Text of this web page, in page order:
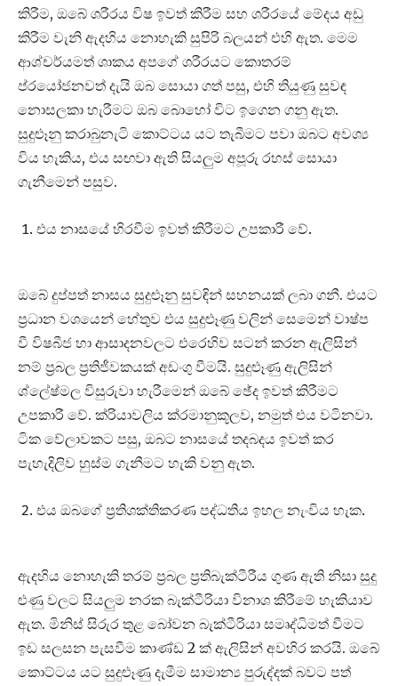
කිරීම, ඔබේ ශරීරය විෂ ඉවත් කිරීම සහ ශරීරයේ මේදය අඩු
කිරීම වැනි ඇදහිය නොහැකි සුපිරි බලයන් එහි ඇත. මෙම
ආශ්චර්යමත් ශාකය අපගේ ශරීරයට කොතරම්
ප්රයෝජනවත් දැයි ඔබ සොයා ගත් පසු, එහි තියුණු සුවඳ
නොසලකා හැරීමට ඔබ බොහෝ විට ඉගෙන ගනු ඇත.
සුදුළූනු කරාබුනැටි කොට්ටය යට තැබීමට පවා ඔබට අවශ්‍ය
විය හැකිය, එය සඟවා ඇති සියලුම අපූරු රහස් සොයා
ගැනීමෙන් පසුව.
එය නාසයේ හිරවීම ඉවත් කිරීමට උපකාරී වේ.
ඔබේ දුප්පත් නාසය සුදුළූනු සුවඳින් සහනයක් ලබා ගනී. එයට
ප්‍රධාන වශයෙන් හේතුව එය සුදුළූණු වලින් සෙමෙන් වාෂ්ප
වී විෂබීජ හා ආසාදනවලට එරෙහිව සටන් කරන ඇලිසින්
නම් ප්‍රබල ප්‍රතිජීවකයක් අඩංගු වීමයි. සුදුළූණු ඇලිසින්
ශ්ලේෂ්මල විසුරුවා හැරීමෙන් ඔබේ ඡේද ඉවත් කිරීමට
උපකාරී වේ. ක්රියාවලිය ක්රමානුකූලව, නමුත් එය වටිනවා.
ටික වේලාවකට පසු, ඔබට නාසයේ තදබදය ඉවත් කර
පැහැදිලිව හුස්ම ගැනීමට හැකි වනු ඇත.
එය ඔබගේ ප්‍රතිශක්තිකරණ පද්ධතිය ඉහල නැංවිය හැක.
ඇදහිය නොහැකි තරම් ප්‍රබල ප්‍රතිබැක්ටීරීය ගුණ ඇති නිසා සුදු
ළුණු වලට සියලුම නරක බැක්ටීරියා විනාශ කිරීමේ හැකියාව
ඇත. මිනිස් සිරුර තුළ බෝවන බැක්ටීරියා සමෘද්ධිමත් වීමට
ඉඩ සලසන පැසවීම කාණ්ඩ 2 ක් ඇලිසින් අවහිර කරයි. ඔබේ
කොට්ටය යට සුදුළූණු දැමීම සාමාන්‍ය පුරුද්දක් බවට පත්